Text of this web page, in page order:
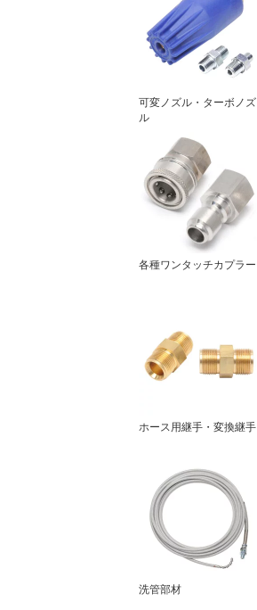
可変ノズル・ターボノズ
ル
各種ワンタッチカプラー
ホース用継手・変換継手
洗管部材